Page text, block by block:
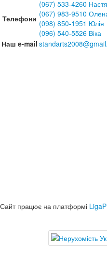
Телефони
(067) 533-4260 Настя
(067) 983-9510
(098) 850-1951 Юлія
(096) 540-5526 Віка
Наш e-mail
Сайт працює на платформі